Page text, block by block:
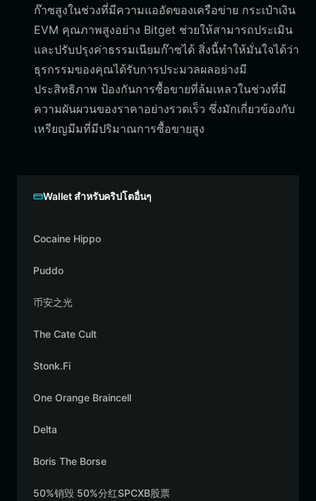
ก๊าซสูงในช่วงที่มีความแออัดของเครือข่าย กระเป๋าเงิน
EVM คุณภาพสูงอย่าง Bitget ช่วยให้สามารถประเมิน
และปรับปรุงค่าธรรมเนียมก๊าซได้ สิ่งนี้ทำให้มั่นใจได้ว่า
ธุรกรรมของคุณได้รับการประมวลผลอย่างมี
ประสิทธิภาพ ป้องกันการซื้อขายที่ล้มเหลวในช่วงที่มี
ความผันผวนของราคาอย่างรวดเร็ว ซึ่งมักเกี่ยวข้องกับ
เหรียญมีมที่มีปริมาณการซื้อขายสูง
Wallet สำหรับคริปโตอื่นๆ
Cocaine Hippo
Puddo
币安之光
The Cate Cult
Stonk.Fi
One Orange Braincell
Delta
Boris The Borse
50%销毁 50%分红SPCXB股票